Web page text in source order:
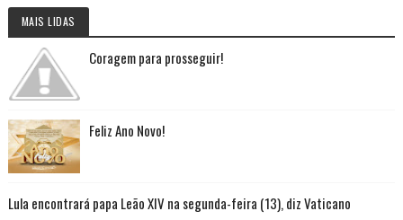
MAIS LIDAS
Coragem para prosseguir!
Feliz Ano Novo!
Lula encontrará papa Leão XIV na segunda-feira (13), diz Vaticano